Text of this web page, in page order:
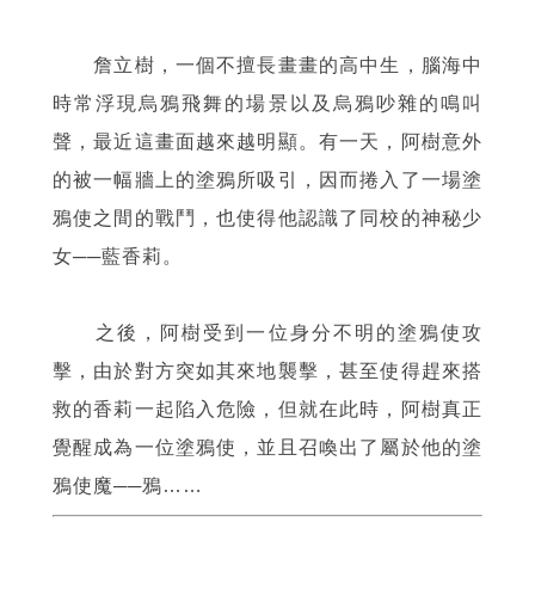
詹立樹，一個不擅長畫畫的高中生，腦海中
時常浮現烏鴉飛舞的場景以及烏鴉吵雜的鳴叫
聲，最近這畫面越來越明顯。有一天，阿樹意外
的被一幅牆上的塗鴉所吸引，因而捲入了一場塗
鴉使之間的戰鬥，也使得他認識了同校的神秘少
女──藍香莉。
之後，阿樹受到一位身分不明的塗鴉使攻
擊，由於對方突如其來地襲擊，甚至使得趕來搭
救的香莉一起陷入危險，但就在此時，阿樹真正
覺醒成為一位塗鴉使，並且召喚出了屬於他的塗
鴉使魔──鴉……